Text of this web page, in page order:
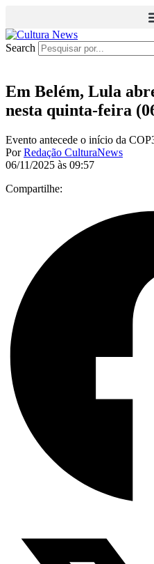
Search
Em Belém, Lula
nesta quinta-feira
Evento antecede o início da
PorRedação CulturaNews
06/11/2025 às 09:57
Compartilhe: